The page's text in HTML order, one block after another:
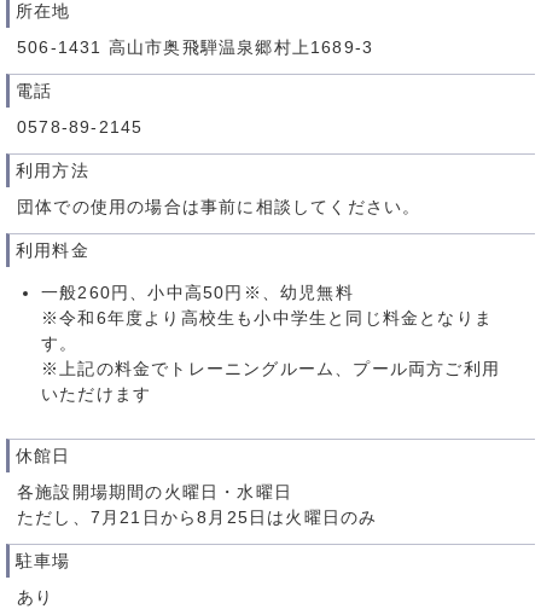
所在地
506-1431 高山市奥飛騨温泉郷村上1689-3
電話
0578-89-2145
利用方法
団体での使用の場合は事前に相談してください。
利用料金
一般260円、小中高50円※、幼児無料
※令和6年度より高校生も小中学生と同じ料金となりま
す。
※上記の料金でトレーニングルーム、プール両方ご利用
いただけます
休館日
各施設開場期間の火曜日・水曜日
ただし、7月21日から8月25日は火曜日のみ
駐車場
あり